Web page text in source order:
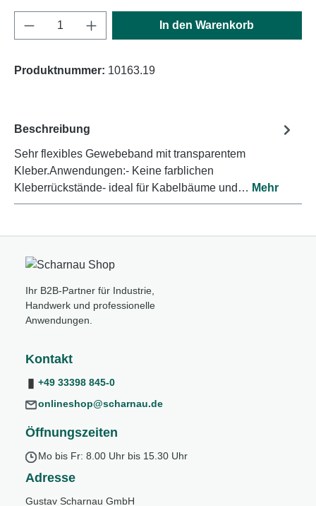
Produkt Anzahl: Gib den gewünschten
In den Warenkorb
Produktnummer: 10163.19
Beschreibung
Sehr flexibles Gewebeband mit transparentem
Kleber.Anwendungen:- Keine farblichen
Kleberrückstände- ideal für Kabelbäume und… Mehr
Ihr B2B-Partner für Industrie,
Handwerk und professionelle
Anwendungen.
Kontakt
+49 33398 845-0
onlineshop@scharnau.de
Öffnungszeiten
Mo bis Fr: 8.00 Uhr bis 15.30 Uhr
Adresse
Gustav Scharnau GmbH